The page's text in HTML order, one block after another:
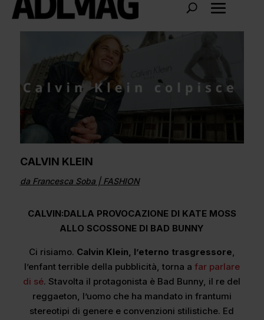
CALVIN KLEIN
da Francesca Soba| FASHION
CALVIN:DALLA PROVOCAZIONE DI KATE MOSS
ALLO SCOSSONE DI BAD BUNNY
Ci risiamo. Calvin Klein, l’eterno trasgressore,
l’enfant terrible della pubblicità, torna a far parlare
di sé. Stavolta il protagonista è Bad Bunny, il re del
reggaeton, l’uomo che ha mandato in frantumi
stereotipi di genere e convenzioni stilistiche. Ed